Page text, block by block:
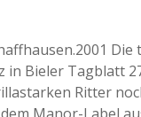
Bieler Tagblatt
Ritter